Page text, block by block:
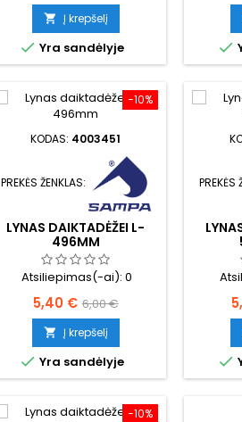
kaina
 Į krepšelį
 Yra sandėlyje 
−10%
KODAS: 4003451
PREKĖS ŽENKLAS:
LYNAS DAIKTADĖŽEI L-
496MM
Atsiliepimas(-ai): 0
Kaina
5,40 € Bazinė
kaina
6,00 €
 Į krepšelį
 Yra sandėlyje
PREKĖS

−10%